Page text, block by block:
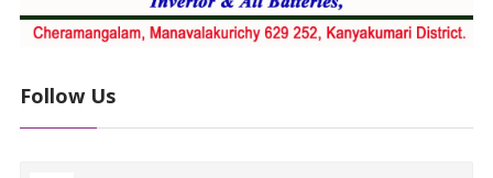
Follow Us